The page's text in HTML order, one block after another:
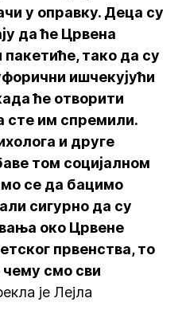
у оправку. Деца су
да ће Црвена
тако да су
ишчекујући
ће отворити
сте им спремили.
и друге
том социјалном
се да бацимо
сигурно да су
око Црвене
првенства, то
чему смо сви
је Лејла